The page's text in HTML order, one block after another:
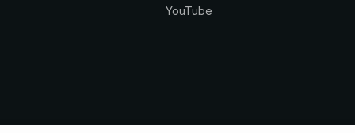
YouTube